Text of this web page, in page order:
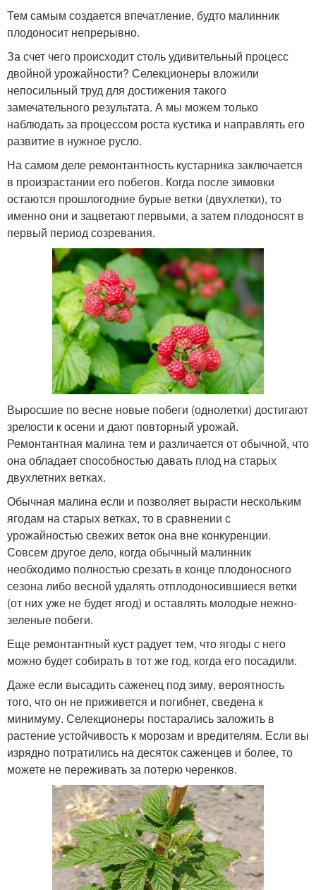
Тем самым создается впечатление, будто малинник
плодоносит непрерывно.
За счет чего происходит столь удивительный процесс
двойной урожайности? Селекционеры вложили
непосильный труд для достижения такого
замечательного результата. А мы можем только
наблюдать за процессом роста кустика и направлять его
развитие в нужное русло.
На самом деле ремонтантность кустарника заключается
в произрастании его побегов. Когда после зимовки
остаются прошлогодние бурые ветки (двухлетки), то
именно они и зацветают первыми, а затем плодоносят в
первый период созревания.
Выросшие по весне новые побеги (однолетки) достигают
зрелости к осени и дают повторный урожай.
Ремонтантная малина тем и различается от обычной, что
она обладает способностью давать плод на старых
двухлетних ветках.
Обычная малина если и позволяет вырасти нескольким
ягодам на старых ветках, то в сравнении с
урожайностью свежих веток она вне конкуренции.
Совсем другое дело, когда обычный малинник
необходимо полностью срезать в конце плодоносного
сезона либо весной удалять отплодоносившиеся ветки
(от них уже не будет ягод) и оставлять молодые нежно-
зеленые побеги.
Еще ремонтантный куст радует тем, что ягоды с него
можно будет собирать в тот же год, когда его посадили.
Даже если высадить саженец под зиму, вероятность
того, что он не приживется и погибнет, сведена к
минимуму. Селекционеры постарались заложить в
растение устойчивость к морозам и вредителям. Если вы
изрядно потратились на десяток саженцев и более, то
можете не переживать за потерю черенков.